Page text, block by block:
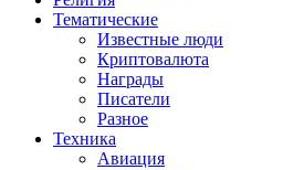
Тематические
Известные люди
Криптовалюта
Награды
Писатели
Разное
Техника
Авиация